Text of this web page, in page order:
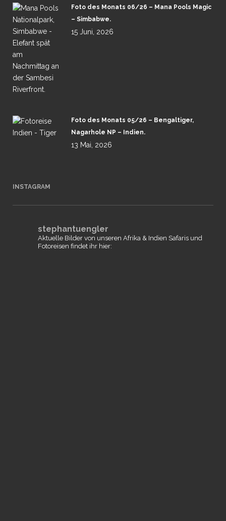
Foto des Monats 06/26 – Mana Pools Magic
– Simbabwe.
15 Juni, 2026
Foto des Monats 05/26 – Bengaltiger,
Nagarhole NP – Indien.
13 Mai, 2026
INSTAGRAM
stephantuengler
Aktuelle Bilder von unseren Afrika & Indien Safaris und
Fotoreisen findet ihr hier: